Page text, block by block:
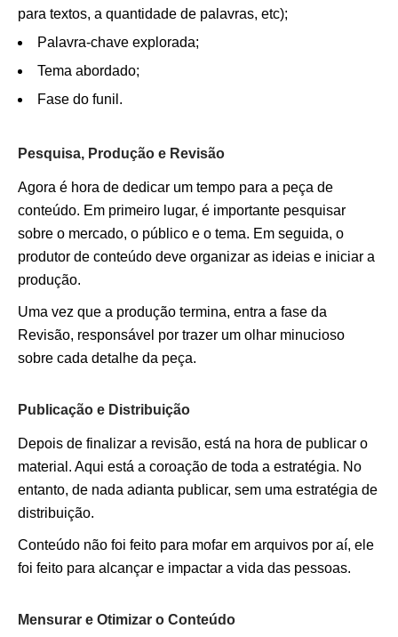
para textos, a quantidade de palavras, etc);
Palavra-chave explorada;
Tema abordado;
Fase do funil.
Pesquisa, Produção e Revisão
Agora é hora de dedicar um tempo para a peça de
conteúdo. Em primeiro lugar, é importante pesquisar
sobre o mercado, o público e o tema. Em seguida, o
produtor de conteúdo deve organizar as ideias e iniciar a
produção.
Uma vez que a produção termina, entra a fase da
Revisão, responsável por trazer um olhar minucioso
sobre cada detalhe da peça.
Publicação e Distribuição
Depois de finalizar a revisão, está na hora de publicar o
material. Aqui está a coroação de toda a estratégia. No
entanto, de nada adianta publicar, sem uma estratégia de
distribuição.
Conteúdo não foi feito para mofar em arquivos por aí, ele
foi feito para alcançar e impactar a vida das pessoas.
Mensurar e Otimizar o Conteúdo